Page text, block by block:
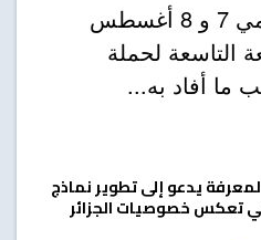
تنظم ولاية الجزائر يومي 7 و 8 أغسطس
التاسعة لحملة
ما أفاد به...
يدعو إلى تطوير نماذج
تعكس خصوصيات الجزائر